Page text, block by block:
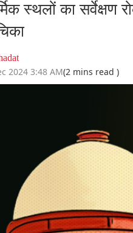
स्थलों का
2024 3:48 AM(2 mins read )